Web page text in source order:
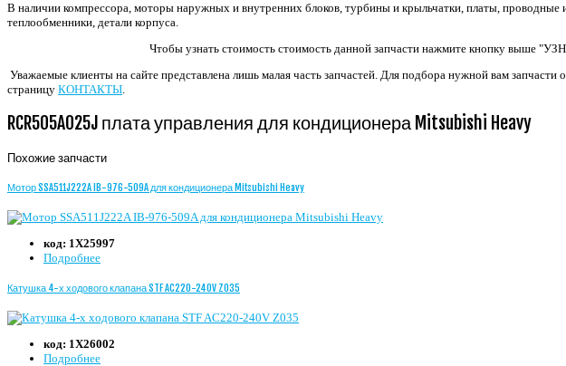
В наличии компрессора, моторы наружных и внутренних блоков, турбины и крыльчатки, платы, проводные
теплообменники, детали корпуса.
Чтобы узнать стоимость стоимость данной запчасти нажмите кнопку выше
Уважаемые клиенты на сайте представлена лишь малая часть запчастей. Для подбора нужной вам запчасти
страницу КОНТАКТЫ.
RCR505A025J плата управления для кондиционера Mitsubishi Heavy
Похожие запчасти
Мотор SSA511J222A IB-976-509A для кондиционера Mitsubishi Heavy
код: 1Х25997
Подробнее
Катушка 4-х ходового клапана STF AC220-240V Z035
код: 1Х26002
Подробнее